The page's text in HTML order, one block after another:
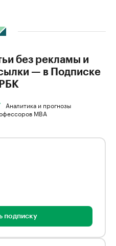
без рекламы и
— в Подписке
Аналитика и прогнозы
MBA
подписку